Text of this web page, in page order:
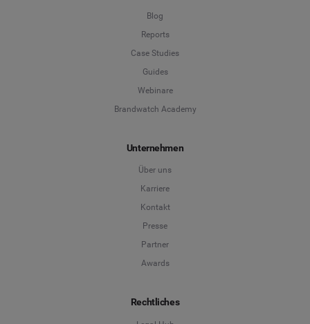
Blog
Reports
Case Studies
Guides
Webinare
Brandwatch Academy
Unternehmen
Über uns
Karriere
Kontakt
Presse
Partner
Awards
Rechtliches